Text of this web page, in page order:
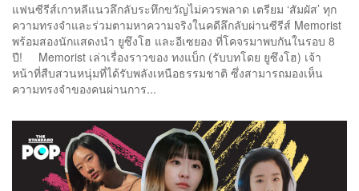
แฟนซีรีส์เกาหลีแนวลึกลับระทึกขวัญไม่ควรพลาด เตรียม ‘สัมผัส’ ทุก
ความทรงจำและร่วมตามหาความจริงในคดีลึกลับผ่านซีรีส์ Memorist
พร้อมสองนักแสดงนำ ยูซึงโฮ และอีเซยอง ที่โคจรมาพบกันในรอบ 8
ปี! Memorist เล่าเรื่องราวของ ทงแบ็ก (รับบทโดย ยูซึงโฮ) เจ้า
หน้าที่สืบสวนหนุ่มที่ได้รับพลังเหนือธรรมชาติ ซึ่งสามารถมองเห็น
ความทรงจำของคนผ่านการ...